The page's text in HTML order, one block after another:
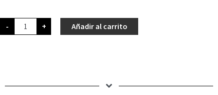
- + Añadir al carrito